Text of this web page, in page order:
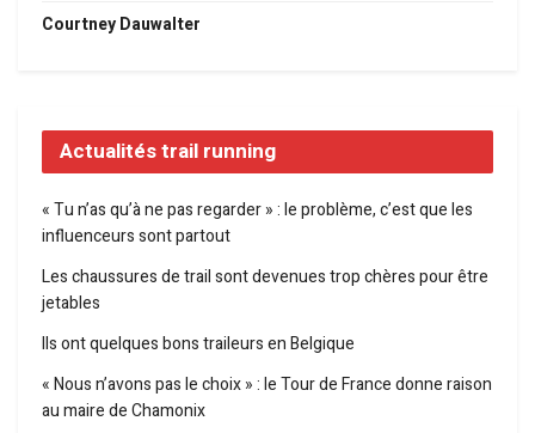
Courtney Dauwalter
Actualités trail running
« Tu n’as qu’à ne pas regarder » : le problème, c’est que les
influenceurs sont partout
Les chaussures de trail sont devenues trop chères pour être
jetables
Ils ont quelques bons traileurs en Belgique
« Nous n’avons pas le choix » : le Tour de France donne raison
au maire de Chamonix